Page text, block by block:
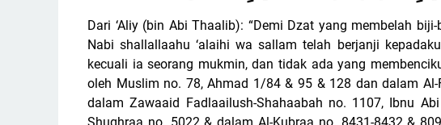
Dari ‘Aliy (bin Abi Thaalib): “Demi Dzat yang membelah
Nabi shallallaahu ‘alaihi wa sallam telah berjanji
kecuali ia seorang mukmin, dan tidak ada yang
oleh Muslim no. 78, Ahmad 1/84 & 95 & 128 dan dalam
dalam Zawaaid Fadlaailush-Shahaabah no. 1107, Ibnu